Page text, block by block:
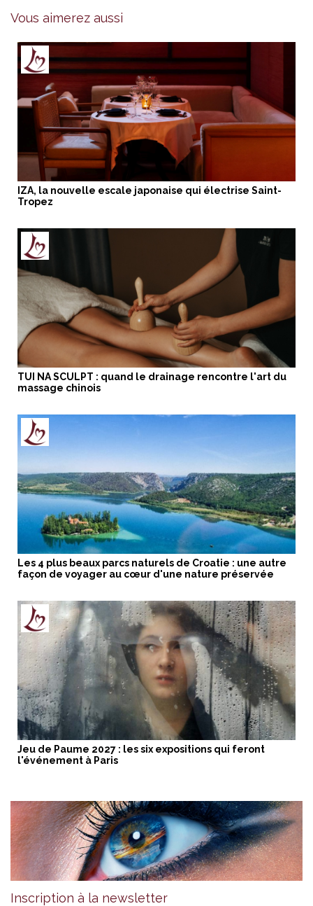
Vous aimerez aussi
IZA, la nouvelle escale japonaise qui électrise Saint-
Tropez
TUI NA SCULPT : quand le drainage rencontre l'art du
massage chinois
Les 4 plus beaux parcs naturels de Croatie : une autre
façon de voyager au cœur d'une nature préservée
Jeu de Paume 2027 : les six expositions qui feront
l'événement à Paris
Inscription à la newsletter